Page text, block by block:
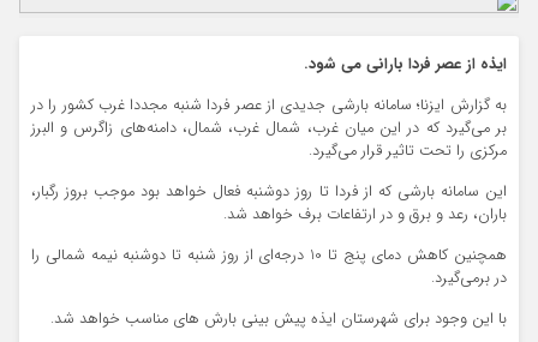
ایذه از عصر فردا بارانی می شود.
به گزارش ایزنا؛ سامانه بارشی جدیدی از عصر فردا شنبه مجددا غرب کشور را در
بر می‌گیرد که در این میان غرب، شمال غرب، شمال، دامنه‌های زاگرس و البرز
مرکزی را تحت تاثیر قرار می‌گیرد.
این سامانه بارشی که از فردا تا روز دوشنبه فعال خواهد بود موجب بروز رگبار،
باران، رعد و برق و در ارتفاعات برف خواهد شد.
همچنین کاهش دمای پنج تا 10 درجه‌ای از روز شنبه تا دوشنبه نیمه شمالی را
در برمی‌گیرد.
با این وجود برای شهرستان ایذه پیش بینی بارش های مناسب خواهد شد.